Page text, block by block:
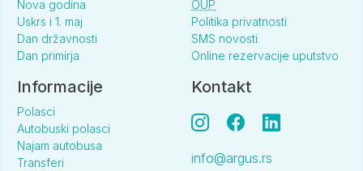
Nova godina
Uskrs i 1. maj
Dan državnosti
Dan primirja
OUP
Politika privatnosti
SMS novosti
Online rezervacije uputstvo
Informacije
Polasci
Autobuski polasci
Najam autobusa
Transferi
Kontakt
info@argus.rs